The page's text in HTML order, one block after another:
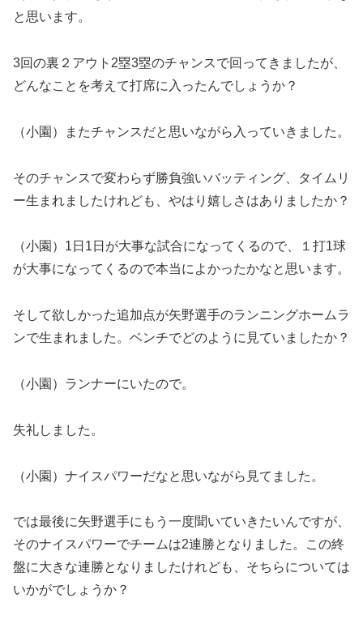
と思います。
3回の裏２アウト2塁3塁のチャンスで回ってきましたが、
どんなことを考えて打席に入ったんでしょうか？
（小園）またチャンスだと思いながら入っていきました。
そのチャンスで変わらず勝負強いバッティング、タイムリ
ー生まれましたけれども、やはり嬉しさはありましたか？
（小園）1日1日が大事な試合になってくるので、１打1球
が大事になってくるので本当によかったかなと思います。
そして欲しかった追加点が矢野選手のランニングホームラ
ンで生まれました。ベンチでどのように見ていましたか？
（小園）ランナーにいたので。
失礼しました。
（小園）ナイスパワーだなと思いながら見てました。
では最後に矢野選手にもう一度聞いていきたいんですが、
そのナイスパワーでチームは2連勝となりました。この終
盤に大きな連勝となりましたけれども、そちらについては
いかがでしょうか？